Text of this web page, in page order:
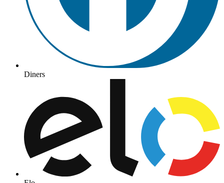
Diners